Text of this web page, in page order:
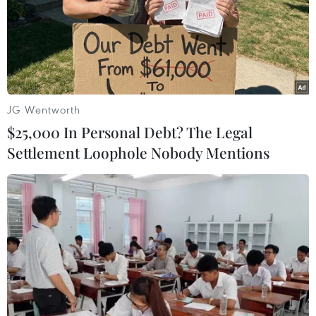
TIN LIÊN QUAN
JG Wentworth
$25,000 In Personal Debt? The Legal
Settlement Loophole Nobody Mentions